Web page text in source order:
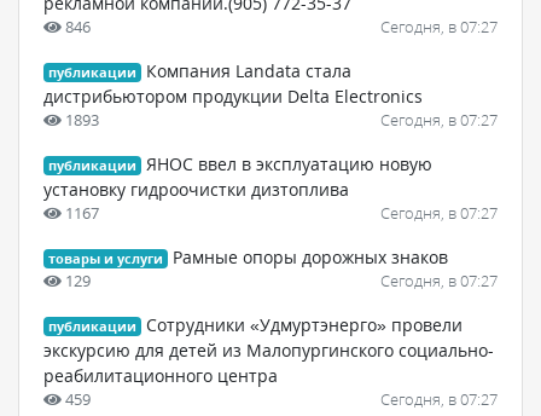
846 Сегодня, в 07:27
публикации
Компания Landata стала
дистрибьютором продукции Delta Electronics
1893 Сегодня, в 07:27
публикации
ЯНОС ввел в эксплуатацию новую
установку гидроочистки дизтоплива
1167 Сегодня, в 07:27
товары и услуги Рамные опоры дорожных знаков
129 Сегодня, в 07:27
публикации
Сотрудники «Удмуртэнерго» провели
экскурсию для детей из Малопургинского социально-
реабилитационного центра
459 Сегодня, в 07:27